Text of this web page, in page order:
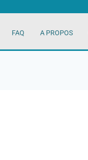
FAQ A PROPOS